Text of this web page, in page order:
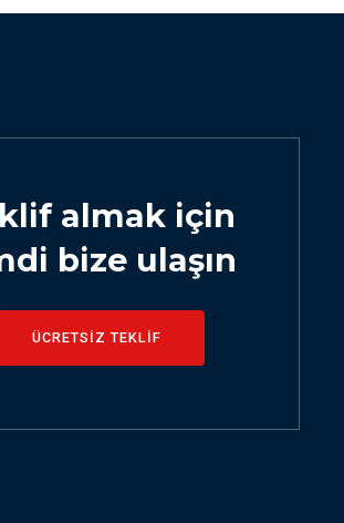
almak için
bize ulaşın
ÜCRETSİZ TEKLİF